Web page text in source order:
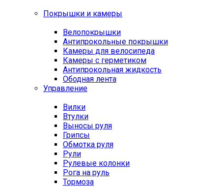
Покрышки и камеры
Велопокрышки
Антипрокольные покрышки
Камеры для велосипеда
Камеры с герметиком
Антипрокольная жидкость
Ободная лента
Управление
Вилки
Втулки
Выносы руля
Грипсы
Обмотка руля
Рули
Рулевые колонки
Рога на руль
Тормоза